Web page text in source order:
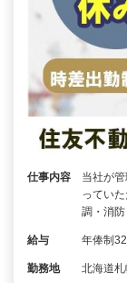
仕事内容
当社が
ってい
調・消
給与 年俸制
勤務地 北海道